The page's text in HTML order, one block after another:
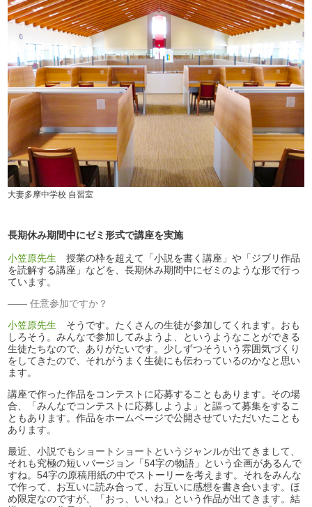
大妻多摩中学校 自習室
長期休み期間中にゼミ形式で講座を実施
小笠原先生 授業の枠を超えて「小説を書く講座」や「ジブリ作品
を読解する講座」などを、長期休み期間中にゼミのような形で行っ
ています。
任意参加ですか？
小笠原先生 そうです。たくさんの生徒が参加してくれます。おも
しろそう。みんなで参加してみようよ、というようなことができる
生徒たちなので、ありがたいです。少しずつそういう雰囲気づくり
をしてきたので、それがうまく生徒にも伝わっているのかなと思い
ます。
講座で作った作品をコンテストに応募することもあります。その場
合、「みんなでコンテストに応募しようよ」と謳って募集をするこ
ともあります。作品をホームページで公開させていただいたことも
あります。
最近、小説でもショートショートというジャンルが出てきまして、
それも究極の短いバージョン「54字の物語」という企画があるんで
すね。54字の原稿用紙の中でストーリーを考えます。それをみんな
で作って、お互いに読み合って、お互いに感想を書き合います。ほ
め限定なのですが、「おっ、いいね」という作品が出てきます。結